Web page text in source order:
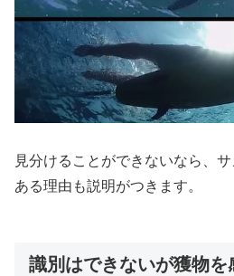
見分けることができないなら、
ある理由も説明がつきます。
識別はできないが獲物